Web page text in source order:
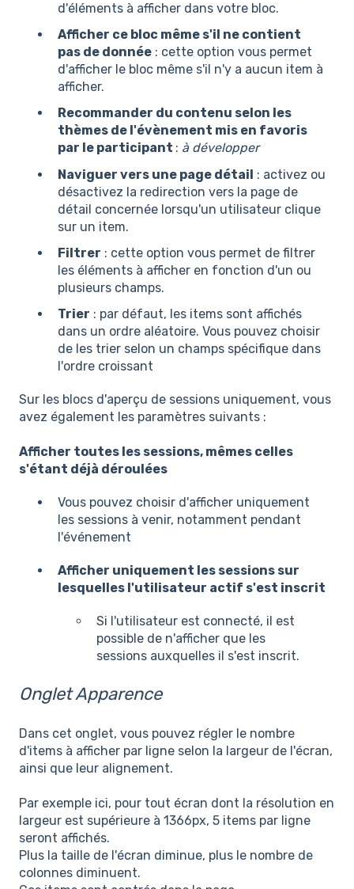
d'éléments à afficher dans votre bloc.
Afficher ce bloc même s'il ne contient
pas de donnée : cette option vous permet
d'afficher le bloc même s'il n'y a aucun item à
afficher.
Recommander du contenu selon les
thèmes de l'évènement mis en favoris
par le participant : à développer
Naviguer vers une page détail : activez ou
désactivez la redirection vers la page de
détail concernée lorsqu'un utilisateur clique
sur un item.
Filtrer : cette option vous permet de filtrer
les éléments à afficher en fonction d'un ou
plusieurs champs.
Trier : par défaut, les items sont affichés
dans un ordre aléatoire. Vous pouvez choisir
de les trier selon un champs spécifique dans
l'ordre croissant
Sur les blocs d'aperçu de sessions uniquement, vous
avez également les paramètres suivants :
Afficher toutes les sessions, mêmes celles
s'étant déjà déroulées
Vous pouvez choisir d'afficher uniquement
les sessions à venir, notamment pendant
l'événement
Afficher uniquement les sessions sur
lesquelles l'utilisateur actif s'est inscrit
Si l'utilisateur est connecté, il est
possible de n'afficher que les
sessions auxquelles il s'est inscrit.
Onglet Apparence
Dans cet onglet, vous pouvez régler le nombre
d'items à afficher par ligne selon la largeur de l'écran,
ainsi que leur alignement.
Par exemple ici, pour tout écran dont la résolution en
largeur est supérieure à 1366px, 5 items par ligne
seront affichés.
Plus la taille de l'écran diminue, plus le nombre de
colonnes diminuent.